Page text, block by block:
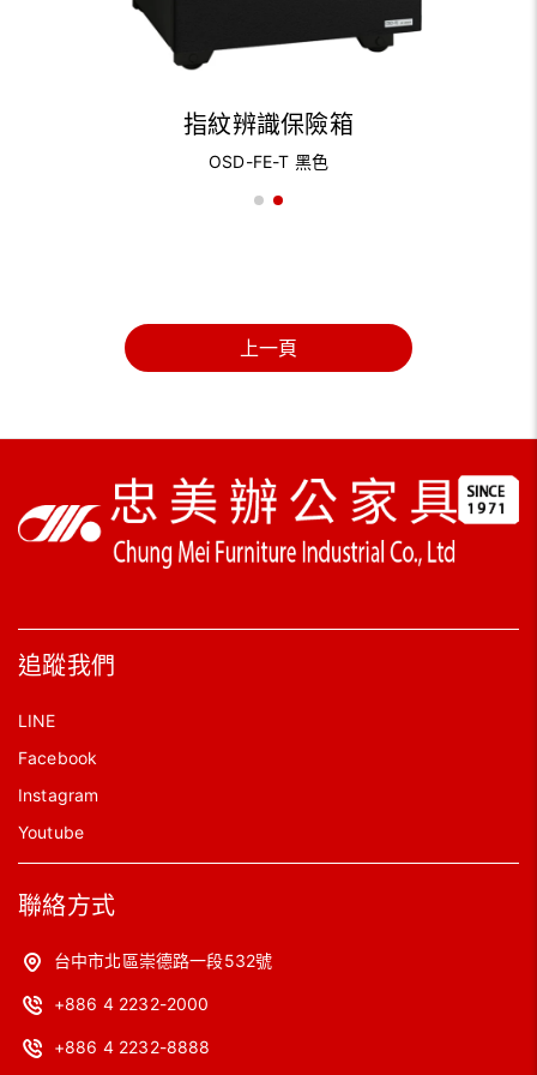
指紋辨識保險箱
OSD-FE-T 黑色
上一頁
追蹤我們
LINE
Facebook
Instagram
Youtube
聯絡方式
台中市北區崇德路一段532號
+886 4 2232-2000
+886 4 2232-8888